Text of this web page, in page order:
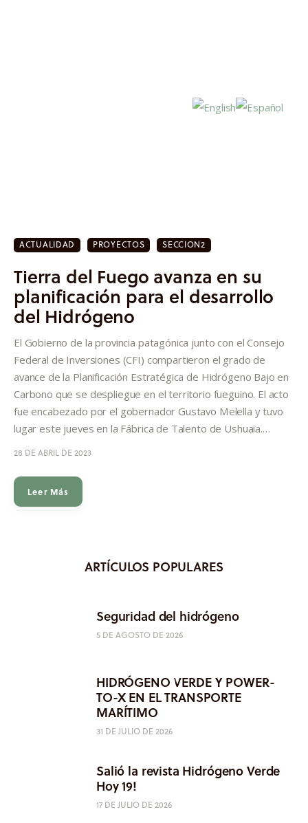
Investigación
Proyectos
Informes
Quiénes somos
ACTUALIDAD PROYECTOS SECCION2
Tierra del Fuego avanza en su
planificación para el desarrollo
del Hidrógeno
El Gobierno de la provincia patagónica junto con el Consejo
Federal de Inversiones (CFI) compartieron el grado de
avance de la Planificación Estratégica de Hidrógeno Bajo en
Carbono que se despliegue en el territorio fueguino. El acto
fue encabezado por el gobernador Gustavo Melella y tuvo
lugar este jueves en la Fábrica de Talento de Ushuaia.…
28 DE ABRIL DE 2023
Leer Más
ARTÍCULOS POPULARES
Seguridad del hidrógeno
5 DE AGOSTO DE 2026
HIDRÓGENO VERDE Y POWER-
TO-X EN EL TRANSPORTE
MARÍTIMO
31 DE JULIO DE 2026
Salió la revista Hidrógeno Verde
Hoy 19!
17 DE JULIO DE 2026